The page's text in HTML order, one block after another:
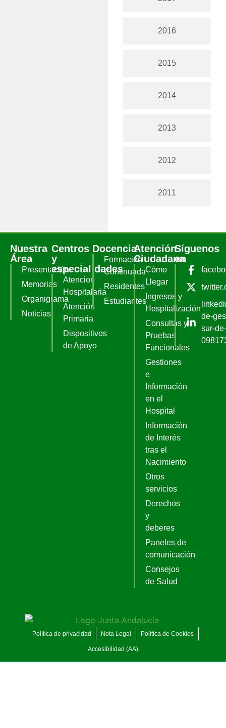
2016
2015
2014
2013
2012
2011
Nuestra
Área
Presentación
Memorias
Organigrama
Noticias
Centros
y
especialidades
Atencion
Hospitalaria
Atención
Primaria
Dispositivos
de Apoyo
Docencia
Formación
Continuada
Residentes
Estudiantes
Atención
Ciudadana
Cómo
Llegar
Ingresos y
Hospitalización
Consultas y
Pruebas
Funcionales
Gestiones
e
Información
en el
Hospital
Información
de Interés
tras el
Nacimiento
Otros
servicios
Derechos
y
deberes
Paneles de
comunicación
Consejos
de Salud
Síguenos
en
de-
sur-
Política de privacidad Nota Legal Política de Cookies
Accesibilidad (AA)